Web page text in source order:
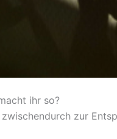
ihr so?
zur